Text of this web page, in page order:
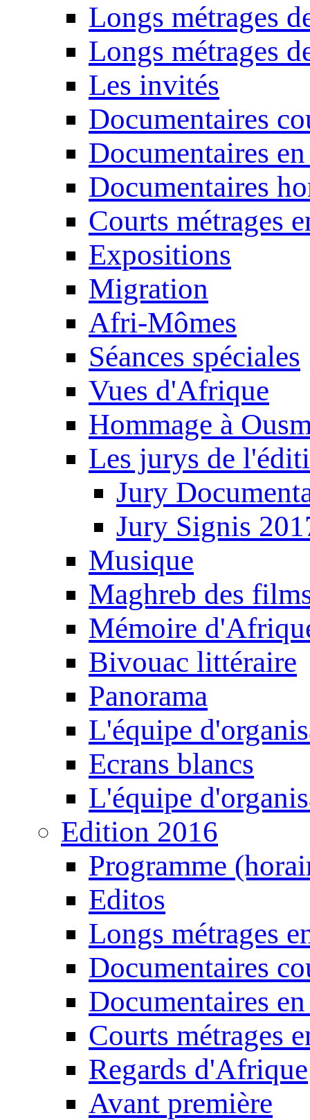
Longs métrages
Longs métrages
Les invités
Documentaires
Documentaires
Documentaires
Courts métrages
Expositions
Migration
Afri-Mômes
Séances spéciales
Vues d'Afrique
Hommage à
Les jurys de
Jury
Jury Signis
Musique
Maghreb des
Mémoire
Bivouac littéraire
Panorama
L'équipe
Ecrans blancs
L'équipe
Edition 2016
Programme
Editos
Longs métrages
Documentaires
Documentaires
Courts métrages
Regards d'Afrique
Avant première